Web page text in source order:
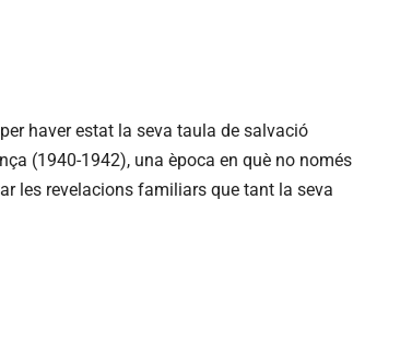
haver estat la seva taula de salvació
(1940-1942), una època en què no només
les revelacions familiars que tant la seva